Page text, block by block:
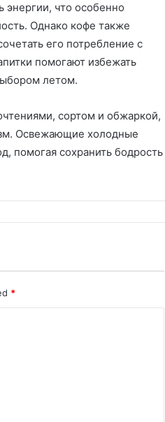
что особенно
Однако кофе также
его потребление с
помогают избежать
летом.
сортом и обжаркой,
Освежающие холодные
помогая сохранить бодрость
*